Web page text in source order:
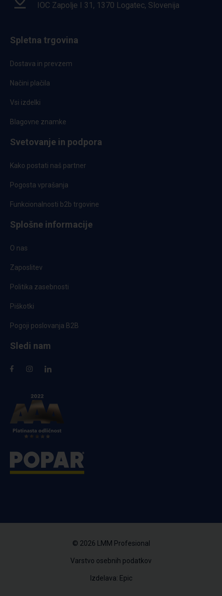
IOC Zapolje I 31, 1370 Logatec, Slovenija
Spletna trgovina
Dostava in prevzem
Načini plačila
Vsi izdelki
Blagovne znamke
Svetovanje in podpora
Kako postati naš partner
Pogosta vprašanja
Funkcionalnosti b2b trgovine
Splošne informacije
O nas
Zaposlitev
Politika zasebnosti
Piškotki
Pogoji poslovanja B2B
Sledi nam
© 2026 LMM Profesional
Varstvo osebnih podatkov
Izdelava: Epic